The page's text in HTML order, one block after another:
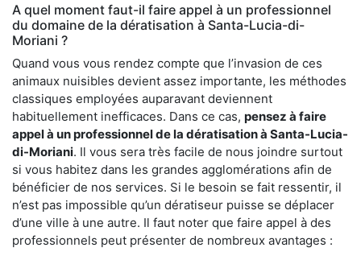
A quel moment faut-il faire appel à un professionnel
du domaine de la dératisation à Santa-Lucia-di-
Moriani ?
Quand vous vous rendez compte que l’invasion de ces
animaux nuisibles devient assez importante, les méthodes
classiques employées auparavant deviennent
habituellement inefficaces. Dans ce cas, pensez à faire
appel à un professionnel de la dératisation à Santa-Lucia-
di-Moriani. Il vous sera très facile de nous joindre surtout
si vous habitez dans les grandes agglomérations afin de
bénéficier de nos services. Si le besoin se fait ressentir, il
n’est pas impossible qu’un dératiseur puisse se déplacer
d’une ville à une autre. Il faut noter que faire appel à des
professionnels peut présenter de nombreux avantages :